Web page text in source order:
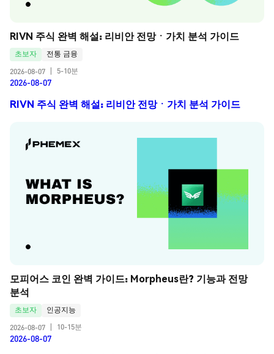
RIVN 주식 완벽 해설: 리비안 전망ㆍ가치 분석 가이드
초보자
전통 금융
2026-08-07
5-10분
2026-08-07
RIVN 주식 완벽 해설: 리비안 전망ㆍ가치 분석 가이드
모피어스 코인 완벽 가이드: Morpheus란? 기능과 전망
분석
초보자
인공지능
2026-08-07
10-15분
2026-08-07